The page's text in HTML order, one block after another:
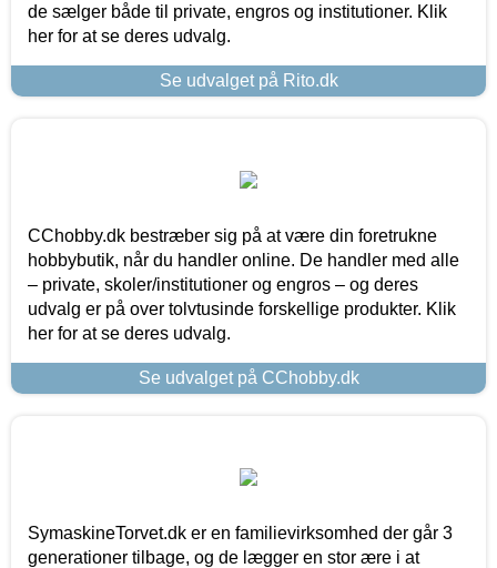
de sælger både til private, engros og institutioner. Klik
her for at se deres udvalg.
Se udvalget på Rito.dk
CChobby.dk bestræber sig på at være din foretrukne
hobbybutik, når du handler online. De handler med alle
– private, skoler/institutioner og engros – og deres
udvalg er på over tolvtusinde forskellige produkter. Klik
her for at se deres udvalg.
Se udvalget på CChobby.dk
SymaskineTorvet.dk er en familievirksomhed der går 3
generationer tilbage, og de lægger en stor ære i at